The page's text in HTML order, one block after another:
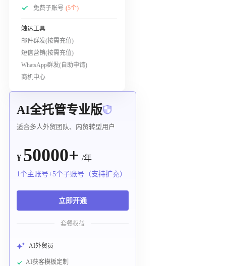
免费子账号 (5个)
触达工具
邮件群发(按需充值)
短信营销(按需充值)
WhatsApp群发(自助申请)
商机中心
AI全托管专业版
适合多人外贸团队、内贸转型用户
¥ 50000+ /年
1个主账号+5个子账号（支持扩充）
立即开通
套餐权益
AI外贸员
AI获客模板定制